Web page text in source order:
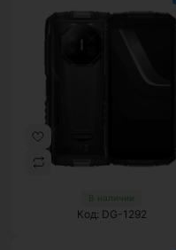
В наличии
Код: DG-1292